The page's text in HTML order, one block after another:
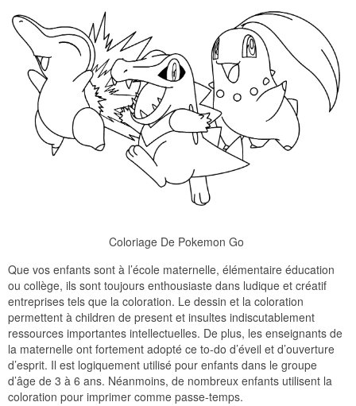
Coloriage De Pokemon Go
Que vos enfants sont à l’école maternelle, élémentaire éducation
ou collège, ils sont toujours enthousiaste dans ludique et créatif
entreprises tels que la coloration. Le dessin et la coloration
permettent à children de present et insultes indiscutablement
ressources importantes intellectuelles. De plus, les enseignants de
la maternelle ont fortement adopté ce to-do d’éveil et d’ouverture
d’esprit. Il est logiquement utilisé pour enfants dans le groupe
d’âge de 3 à 6 ans. Néanmoins, de nombreux enfants utilisent la
coloration pour imprimer comme passe-temps.